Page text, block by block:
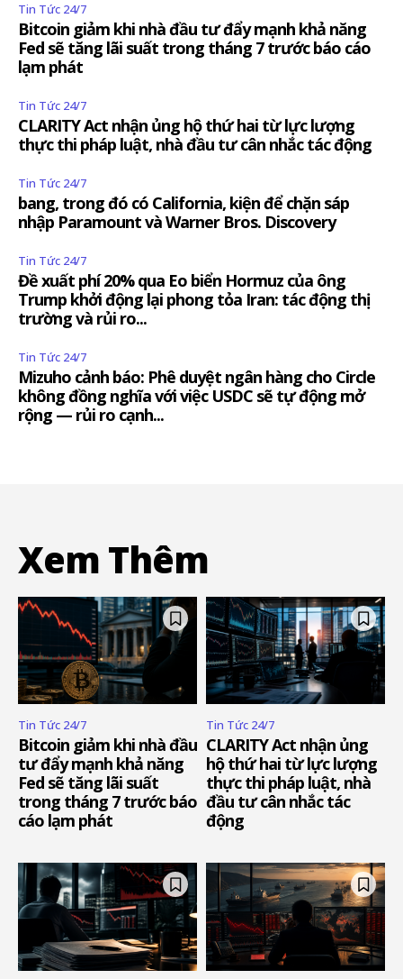
Tin Tức 24/7
Bitcoin giảm khi nhà đầu tư đẩy mạnh khả năng
Fed sẽ tăng lãi suất trong tháng 7 trước báo cáo
lạm phát
Tin Tức 24/7
CLARITY Act nhận ủng hộ thứ hai từ lực lượng
thực thi pháp luật, nhà đầu tư cân nhắc tác động
Tin Tức 24/7
bang, trong đó có California, kiện để chặn sáp
nhập Paramount và Warner Bros. Discovery
Tin Tức 24/7
Đề xuất phí 20% qua Eo biển Hormuz của ông
Trump khởi động lại phong tỏa Iran: tác động thị
trường và rủi ro...
Tin Tức 24/7
Mizuho cảnh báo: Phê duyệt ngân hàng cho Circle
không đồng nghĩa với việc USDC sẽ tự động mở
rộng — rủi ro cạnh...
Xem Thêm
Tin Tức 24/7
Bitcoin giảm khi nhà đầu
tư đẩy mạnh khả năng
Fed sẽ tăng lãi suất
trong tháng 7 trước báo
cáo lạm phát
Tin Tức 24/7
CLARITY Act nhận ủng
hộ thứ hai từ lực lượng
thực thi pháp luật, nhà
đầu tư cân nhắc tác
động